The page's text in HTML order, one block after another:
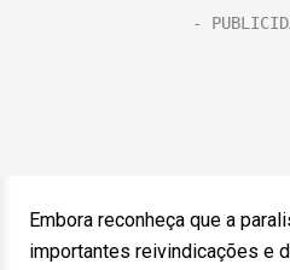
Embora reconheça que a
importantes reivindicações e